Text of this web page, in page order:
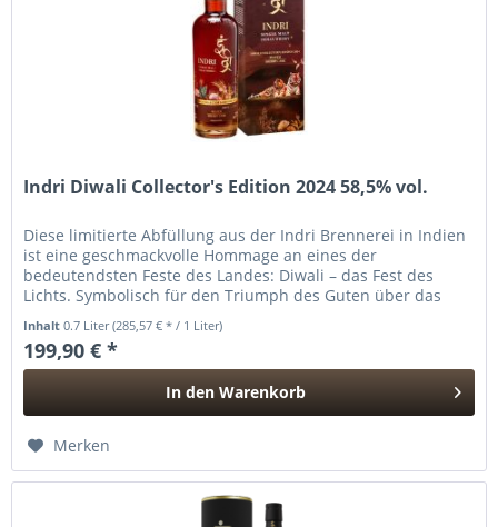
Indri Diwali Collector's Edition 2024 58,5% vol.
Diese limitierte Abfüllung aus der Indri Brennerei in Indien
ist eine geschmackvolle Hommage an eines der
bedeutendsten Feste des Landes: Diwali – das Fest des
Lichts. Symbolisch für den Triumph des Guten über das
Inhalt0.7 Liter(285,57 € * / 1 Liter)
199,90 € *
In den Warenkorb
Merken